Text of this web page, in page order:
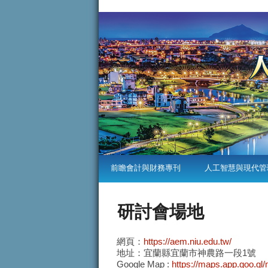
前瞻會計與財務專刊 人工智慧與現代
研討會場地
網頁： https://aem.niu.edu.tw/
地址：宜蘭縣宜蘭市神農路一段1號
Google Map : https://